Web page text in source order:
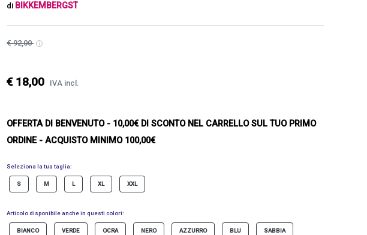
di BIKKEMBERGST
€ 92,00
€ 18,00 IVA incl.
OFFERTA DI BENVENUTO- 10,00€ DI SCONTO NEL CARRELLO SUL TUO PRIMO
ORDINE - ACQUISTO MINIMO 100,00€
Seleziona la tua taglia:
S M L XL XXL
Articolo disponibile anche in questi colori:
BIANCO VERDE OCRA NERO AZZURRO BLU SABBIA